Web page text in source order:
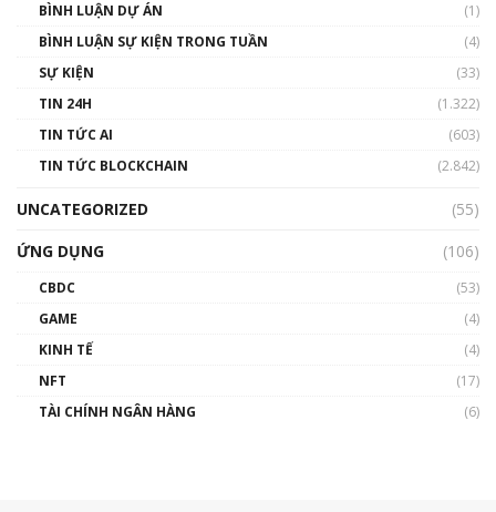
BÌNH LUẬN DỰ ÁN
(1)
BÌNH LUẬN SỰ KIỆN TRONG TUẦN
(4)
SỰ KIỆN
(33)
TIN 24H
(1.322)
TIN TỨC AI
(603)
TIN TỨC BLOCKCHAIN
(2.842)
UNCATEGORIZED
(55)
ỨNG DỤNG
(106)
CBDC
(53)
GAME
(4)
KINH TẾ
(4)
NFT
(17)
TÀI CHÍNH NGÂN HÀNG
(6)